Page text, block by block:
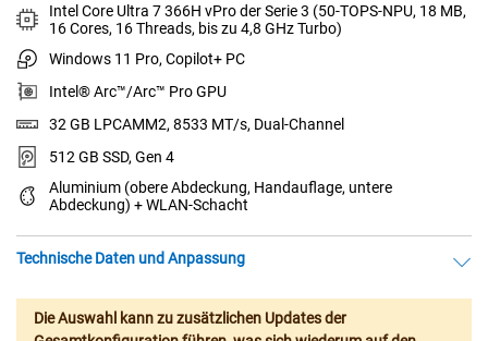
Intel Core Ultra 7 366H vPro der Serie 3 (50-TOPS-NPU, 18 MB,
16 Cores, 16 Threads, bis zu 4,8 GHz Turbo)
Windows 11 Pro, Copilot+ PC
Intel® Arc™/Arc™ Pro GPU
32 GB LPCAMM2, 8533 MT/s, Dual-Channel
512 GB SSD, Gen 4
Aluminium (obere Abdeckung, Handauflage, untere
Abdeckung) + WLAN-Schacht
Technische Daten und Anpassung
Die Auswahl kann zu zusätzlichen Updates der